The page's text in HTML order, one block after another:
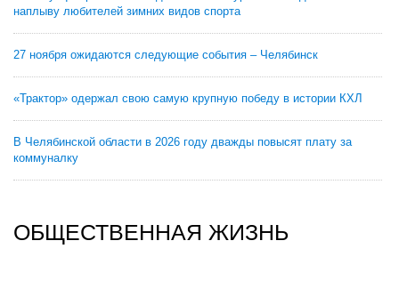
наплыву любителей зимних видов спорта
27 ноября ожидаются следующие события – Челябинск
«Трактор» одержал свою самую крупную победу в истории КХЛ
В Челябинской области в 2026 году дважды повысят плату за
коммуналку
ОБЩЕСТВЕННАЯ ЖИЗНЬ